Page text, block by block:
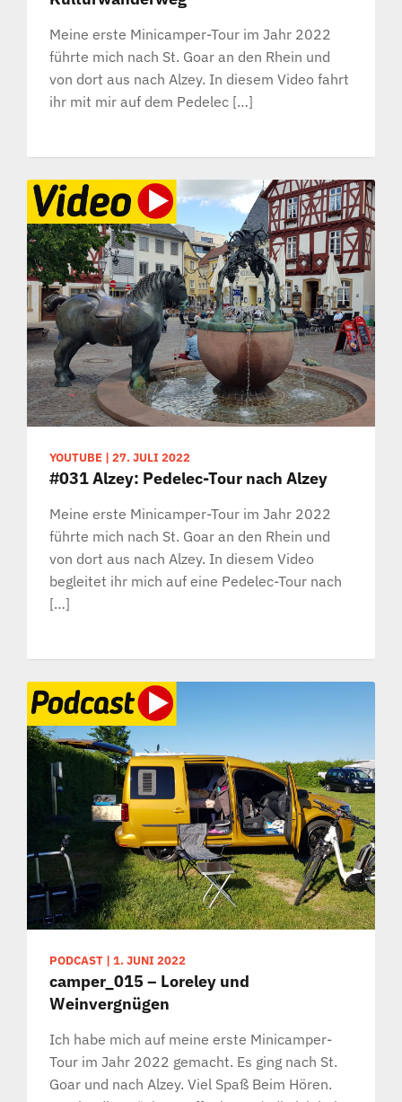
Meine erste Minicamper-Tour im Jahr 2022
führte mich nach St. Goar an den Rhein und
von dort aus nach Alzey. In diesem Video fahrt
ihr mit mir auf dem Pedelec […]
YOUTUBE | 27. JULI 2022
#031 Alzey: Pedelec-Tour nach Alzey
Meine erste Minicamper-Tour im Jahr 2022
führte mich nach St. Goar an den Rhein und
von dort aus nach Alzey. In diesem Video
begleitet ihr mich auf eine Pedelec-Tour nach
[…]
PODCAST | 1. JUNI 2022
camper_015 – Loreley und
Weinvergnügen
Ich habe mich auf meine erste Minicamper-
Tour im Jahr 2022 gemacht. Es ging nach St.
Goar und nach Alzey. Viel Spaß Beim Hören.